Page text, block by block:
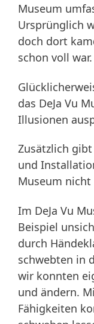
Museum
Ursprünglich
doch dort
schon voll war.
das DeJa Vu
Illusionen
Zusätzlich
und
Museum
Im DeJa Vu
Beispiel
durch
schwebten in
wir konnten
und ändern.
Fähigkeiten